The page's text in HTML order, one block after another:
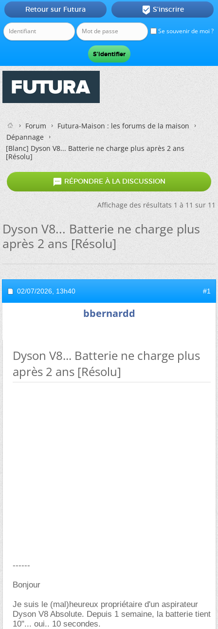
Se souvenir de moi ?
Retour sur Futura  S'inscrire
Forum
Futura-Maison : les forums de la maison
Dépannage
[Blanc]Dyson V8... Batterie ne charge plus après 2 ans
[Résolu]
 RÉPONDRE À LA DISCUSSION
Affichage des résultats 1 à 11 sur 11
Dyson V8... Batterie ne charge plus
après 2 ans [Résolu]
02/07/2026, 13h40 #1
bbernardd
Dyson V8... Batterie ne charge plus
après 2 ans [Résolu]
------
Bonjour
Je suis le (mal)heureux propriétaire d'un aspirateur
Dyson V8 Absolute. Depuis 1 semaine, la batterie tient
10"... oui.. 10 secondes.